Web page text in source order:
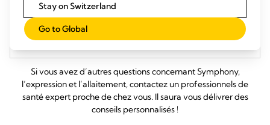
Downloads
Si vous avez d’autres questions concernant Symphony,
l’expression et l’allaitement, contactez un professionnels de
santé expert proche de chez vous. Il saura vous délivrer des
conseils personnalisés !
Stay on Switzerland
Go to Global